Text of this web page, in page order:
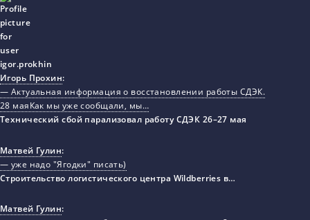
Игорь Прохин:
— Актуальная информация о восстановлении работы СДЭК.
28 маяКак мы уже сообщали, мы…
Технический сбой парализовал работу СДЭК 26–27 мая
Матвей Гулин:
— уже надо "Ягодки" писать)
Строительство логистического центра Wildberries в…
Матвей Гулин: